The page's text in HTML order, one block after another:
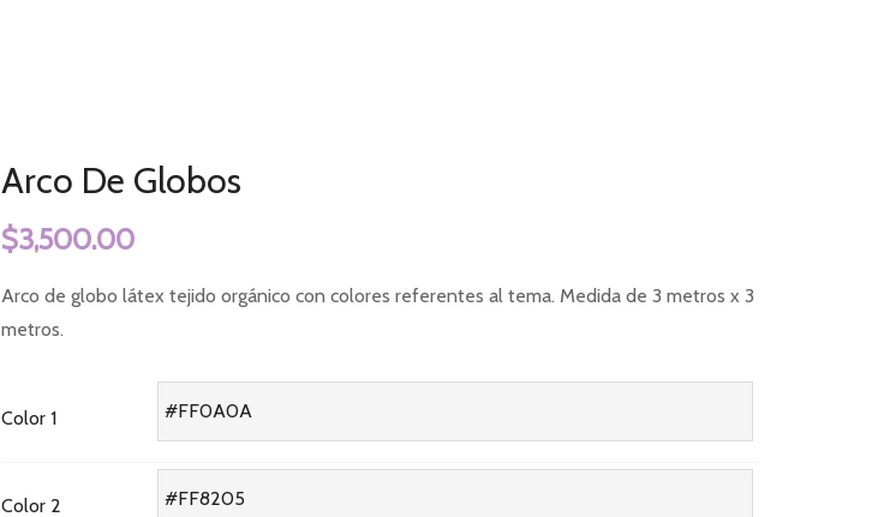
Arco De Globos
$3,500.00
Arco de globo látex tejido orgánico con colores referentes al tema. Medida de 3 metros x 3
metros.
Color 1
Color 2